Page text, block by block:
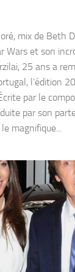
mix de Beth
Wars et son
25 ans a
l’édition
par le
par son
magnifique...